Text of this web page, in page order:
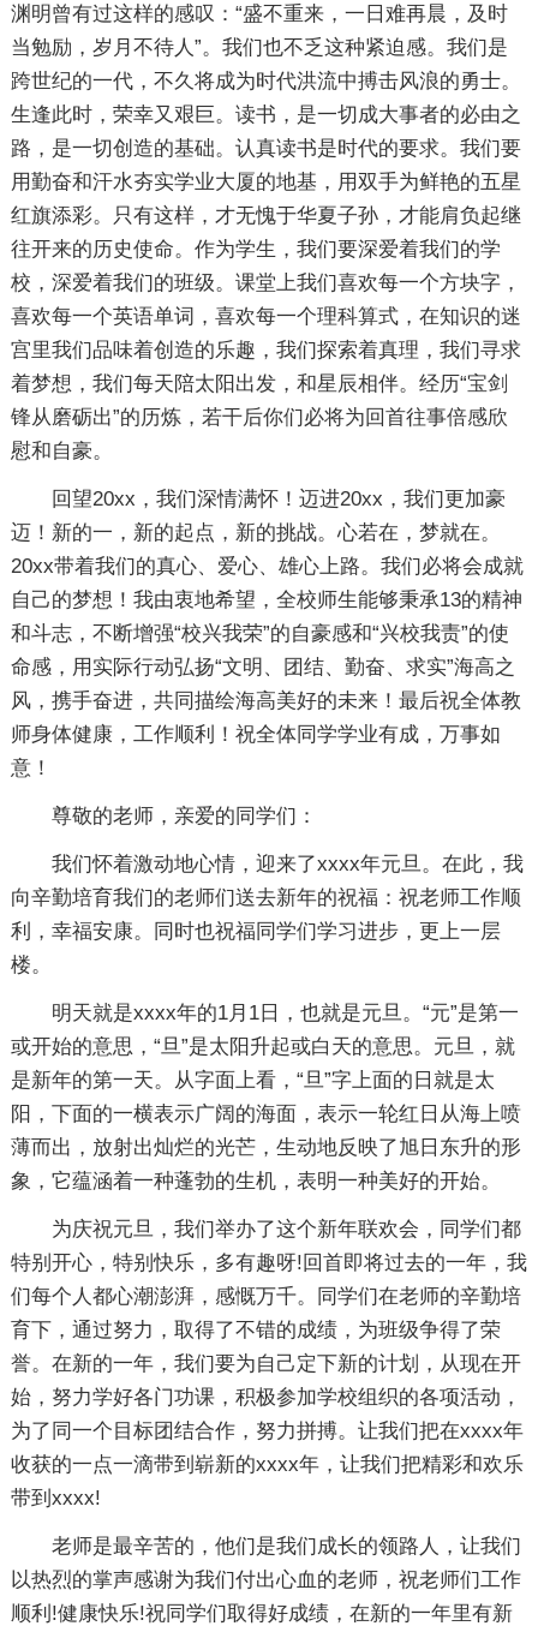
渊明曾有过这样的感叹：“盛不重来，一日难再晨，及时
当勉励，岁月不待人”。我们也不乏这种紧迫感。我们是
跨世纪的一代，不久将成为时代洪流中搏击风浪的勇士。
生逢此时，荣幸又艰巨。读书，是一切成大事者的必由之
路，是一切创造的基础。认真读书是时代的要求。我们要
用勤奋和汗水夯实学业大厦的地基，用双手为鲜艳的五星
红旗添彩。只有这样，才无愧于华夏子孙，才能肩负起继
往开来的历史使命。作为学生，我们要深爱着我们的学
校，深爱着我们的班级。课堂上我们喜欢每一个方块字，
喜欢每一个英语单词，喜欢每一个理科算式，在知识的迷
宫里我们品味着创造的乐趣，我们探索着真理，我们寻求
着梦想，我们每天陪太阳出发，和星辰相伴。经历“宝剑
锋从磨砺出”的历炼，若干后你们必将为回首往事倍感欣
慰和自豪。
回望20xx，我们深情满怀！迈进20xx，我们更加豪
迈！新的一，新的起点，新的挑战。心若在，梦就在。
20xx带着我们的真心、爱心、雄心上路。我们必将会成就
自己的梦想！我由衷地希望，全校师生能够秉承13的精神
和斗志，不断增强“校兴我荣”的自豪感和“兴校我责”的使
命感，用实际行动弘扬“文明、团结、勤奋、求实”海高之
风，携手奋进，共同描绘海高美好的未来！最后祝全体教
师身体健康，工作顺利！祝全体同学学业有成，万事如
意！
尊敬的老师，亲爱的同学们：
我们怀着激动地心情，迎来了xxxx年元旦。在此，我
向辛勤培育我们的老师们送去新年的祝福：祝老师工作顺
利，幸福安康。同时也祝福同学们学习进步，更上一层
楼。
明天就是xxxx年的1月1日，也就是元旦。“元”是第一
或开始的意思，“旦”是太阳升起或白天的意思。元旦，就
是新年的第一天。从字面上看，“旦”字上面的日就是太
阳，下面的一横表示广阔的海面，表示一轮红日从海上喷
薄而出，放射出灿烂的光芒，生动地反映了旭日东升的形
象，它蕴涵着一种蓬勃的生机，表明一种美好的开始。
为庆祝元旦，我们举办了这个新年联欢会，同学们都
特别开心，特别快乐，多有趣呀!回首即将过去的一年，我
们每个人都心潮澎湃，感慨万千。同学们在老师的辛勤培
育下，通过努力，取得了不错的成绩，为班级争得了荣
誉。在新的一年，我们要为自己定下新的计划，从现在开
始，努力学好各门功课，积极参加学校组织的各项活动，
为了同一个目标团结合作，努力拼搏。让我们把在xxxx年
收获的一点一滴带到崭新的xxxx年，让我们把精彩和欢乐
带到xxxx!
老师是最辛苦的，他们是我们成长的领路人，让我们
以热烈的掌声感谢为我们付出心血的老师，祝老师们工作
顺利!健康快乐!祝同学们取得好成绩，在新的一年里有新